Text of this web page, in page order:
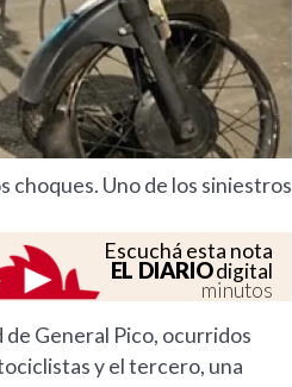
Uno de los siniestros
Escuchá esta nota
EL DIARIOdigital
minutos
General Pico, ocurridos
y el tercero, una